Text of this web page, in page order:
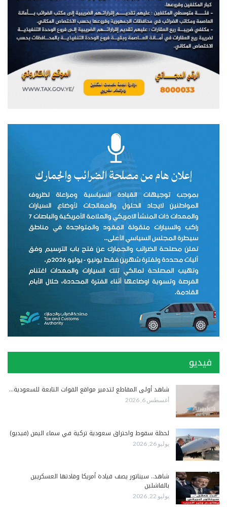
فيديو
شاهد أولى المقاطع لتدمير مواقع القوات التابعة للسعودية…
أغسطس 6, 2026
لحظة سقوط واحتراق سعودية تركية في سماء اليمن (فيديو)
يوليو 26, 2026
شاهد.. سيناتور يصف قيادة أمريكا وقادتها العسكريين
بالفاشلين
يوليو 22, 2026